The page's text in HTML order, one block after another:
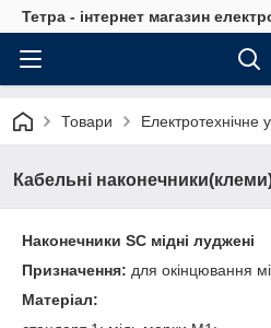
Тетра - інтернет магазин
Товари Електротехнічне
Кабельні
Наконечники SC мідні луджені
Призначення: для окінцювання
Матеріал: